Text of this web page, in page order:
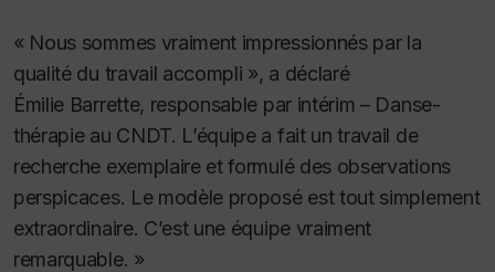
« Nous sommes vraiment impressionnés par la
qualité du travail accompli », a déclaré
Émilie Barrette, responsable par intérim – Danse-
thérapie au CNDT. L’équipe a fait un travail de
recherche exemplaire et formulé des observations
perspicaces. Le modèle proposé est tout simplement
extraordinaire. C’est une équipe vraiment
remarquable. »